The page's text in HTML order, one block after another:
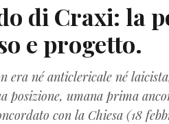
di Craxi: la
e progetto.
era né anticlericale né
posizione, umana prima
con la Chiesa (18